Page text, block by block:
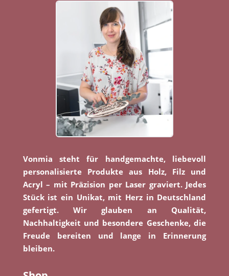
Vonmia steht für handgemachte, liebevoll
personalisierte Produkte aus Holz, Filz und
Acryl – mit Präzision per Laser graviert. Jedes
Stück ist ein Unikat, mit Herz in Deutschland
gefertigt. Wir glauben an Qualität,
Nachhaltigkeit und besondere Geschenke, die
Freude bereiten und lange in Erinnerung
bleiben.